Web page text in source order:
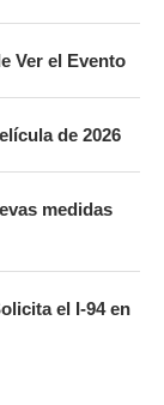
Ver el Evento
de 2026
medidas
el I-94 en